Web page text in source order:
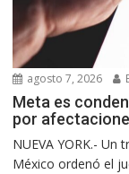
agosto 7, 2026
Meta es
por
NUEVA YORK.-
México ordenó el